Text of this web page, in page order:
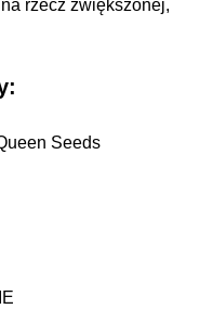
rzecz zwiększonej,
Seeds